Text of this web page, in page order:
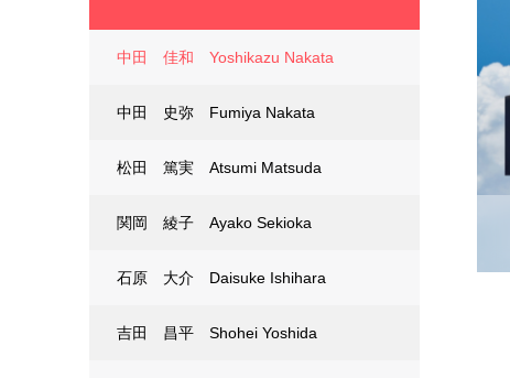
中田 佳和 Yoshikazu Nakata
中田 史弥 Fumiya Nakata
松田 篤実 Atsumi Matsuda
関岡 綾子 Ayako Sekioka
石原 大介 Daisuke Ishihara
吉田 昌平 Shohei Yoshida